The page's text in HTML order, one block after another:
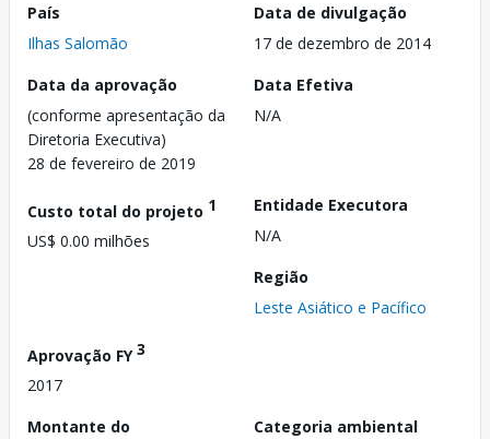
País
Ilhas Salomão
Data de divulgação
17 de dezembro de 2014
Data da aprovação
(conforme apresentação da
Diretoria Executiva)
28 de fevereiro de 2019
Data Efetiva
N/A
Custo total do projeto 1
US$ 0.00 milhões
Entidade Executora
N/A
Região
Leste Asiático e Pacífico
Aprovação FY3
2017
Montante do
Categoria ambiental